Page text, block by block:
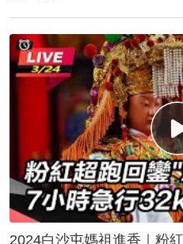
2024白沙屯媽祖進香｜粉